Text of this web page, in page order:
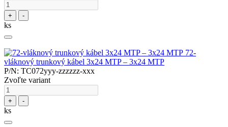
+ -
ks
72-
vláknový trunkový kábel 3x24 MTP – 3x24 MTP
P/N: TC072yyy-zzzzzz-xxx
Zvoľte variant
+ -
ks